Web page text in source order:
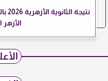
الأزهر